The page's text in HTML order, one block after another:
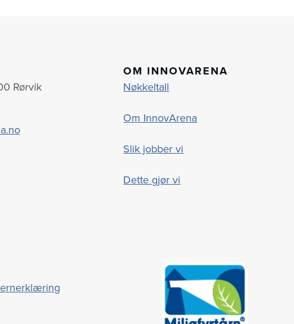
Rørvik
OM INNOVARENA
Nøkkeltall
Om InnovArena
Slik jobber vi
Dette gjør vi